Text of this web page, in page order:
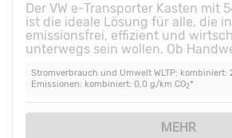
Der VW e-Transporter Kasten mit
ist die ideale Lösung für alle, die
emissionsfrei, effizient und
unterwegs sein wollen. Ob
Stromverbrauch und Umwelt WLTP: kombiniert:
Emissionen: kombiniert: 0,0 g/km CO2*
MEHR